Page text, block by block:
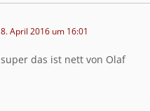
8. April 2016 um 16:01
super das ist nett von Olaf